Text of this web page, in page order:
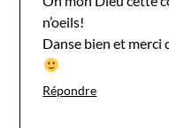
n’oeils!
Danse bien et merci
Répondre